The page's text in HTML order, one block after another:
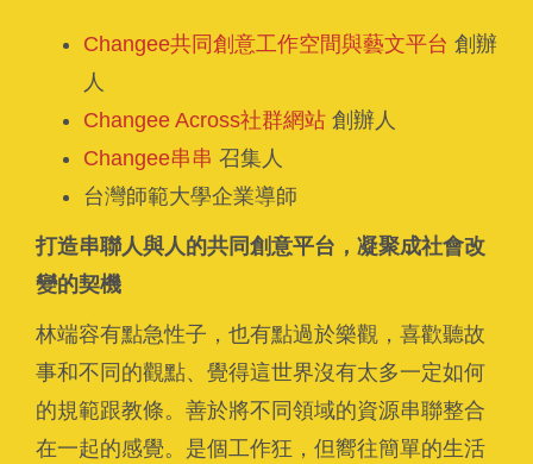
Changee共同創意工作空間與藝文平台 創辦
人
Changee Across社群網站 創辦人
Changee串串 召集人
台灣師範大學企業導師
打造串聯人與人的共同創意平台，凝聚成社會改
變的契機
林端容有點急性子，也有點過於樂觀，喜歡聽故
事和不同的觀點、覺得這世界沒有太多一定如何
的規範跟教條。善於將不同領域的資源串聯整合
在一起的感覺。是個工作狂，但嚮往簡單的生活